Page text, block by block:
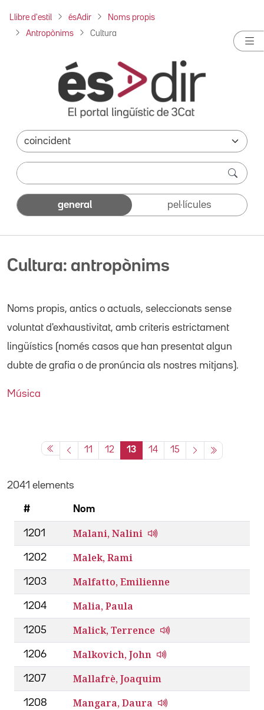
Llibre d'estil ésAdir Noms propis
Antropònims Cultura
general pel·lícules
Cultura: antropònims
Noms propis, antics o actuals, seleccionats sense
voluntat d'exhaustivitat, amb criteris estrictament
lingüístics (només casos que han presentat algun
dubte de grafia o de pronúncia als nostres mitjans).
Música
11 12 13 14 15
2041 elements
# Nom
1201 Malani, Nalini
1202 Malek, Rami
1203 Malfatto, Emilienne
1204 Malia, Paula
1205 Malick, Terrence
1206 Malkovich, John
1207 Mallafrè, Joaquim
1208 Mangara, Daura